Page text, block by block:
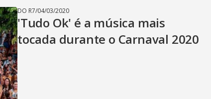
DO R7/04/03/2020
'Tudo Ok' é a música mais
tocada durante o Carnaval 2020